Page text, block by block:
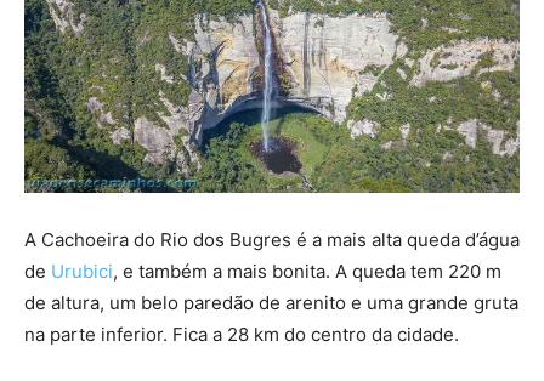
A Cachoeira do Rio dos Bugres é a mais alta queda d’água
de Urubici, e também a mais bonita. A queda tem 220 m
de altura, um belo paredão de arenito e uma grande gruta
na parte inferior. Fica a 28 km do centro da cidade.